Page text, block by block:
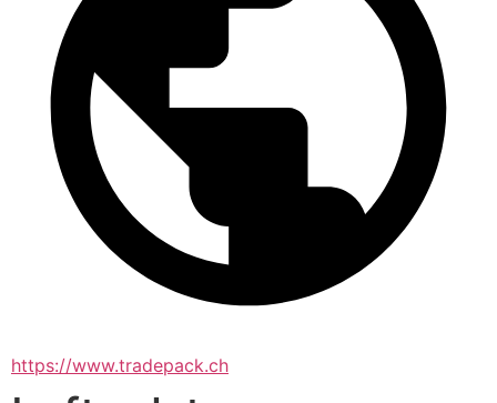
https://www.tradepack.ch